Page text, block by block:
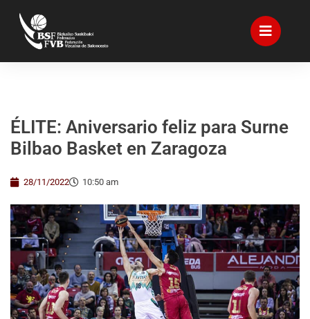
ÉLITE: Aniversario feliz para Surne
Bilbao Basket en Zaragoza
28/11/2022 10:50 am